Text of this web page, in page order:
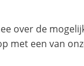
over de
met een van